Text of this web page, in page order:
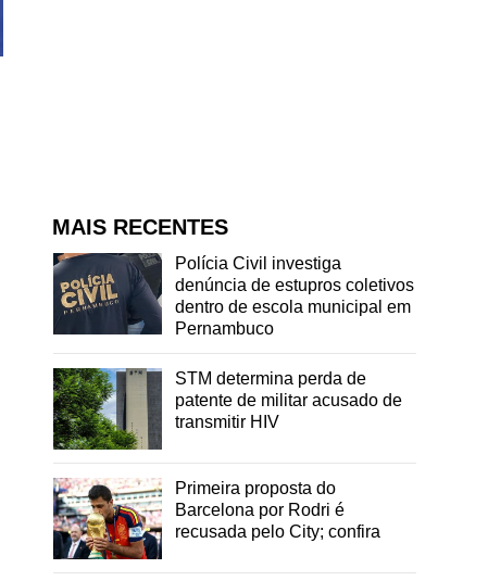
MAIS RECENTES
Polícia Civil investiga
denúncia de estupros coletivos
dentro de escola municipal em
Pernambuco
STM determina perda de
patente de militar acusado de
transmitir HIV
Primeira proposta do
Barcelona por Rodri é
recusada pelo City; confira